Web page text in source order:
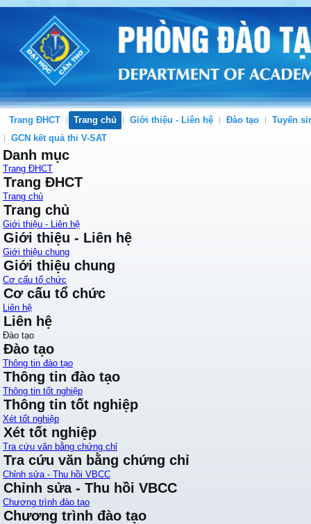
Trang ĐHCT Trang chủ Giới thiệu - Liên hệ Đào tạo
Tuyển
GCN kết quả thi V-SAT
Danh mục
Trang ĐHCT
Trang ĐHCT
Trang chủ
Trang chủ
Giới thiệu - Liên hệ
Giới thiệu - Liên hệ
Giới thiệu chung
Giới thiệu chung
Cơ cấu tổ chức
Cơ cấu tổ chức
Liên hệ
Liên hệ
Đào tạo
Đào tạo
Thông tin đào tạo
Thông tin đào tạo
Thông tin tốt nghiệp
Thông tin tốt nghiệp
Xét tốt nghiệp
Xét tốt nghiệp
Tra cứu văn bằng chứng chỉ
Tra cứu văn bằng chứng chỉ
Chỉnh sửa - Thu hồi VBCC
Chỉnh sửa - Thu hồi VBCC
Chương trình đào tạo
Chương trình đào tạo